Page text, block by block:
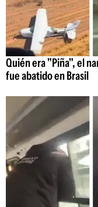
Quién era "Piña", el
fue abatido en Brasil